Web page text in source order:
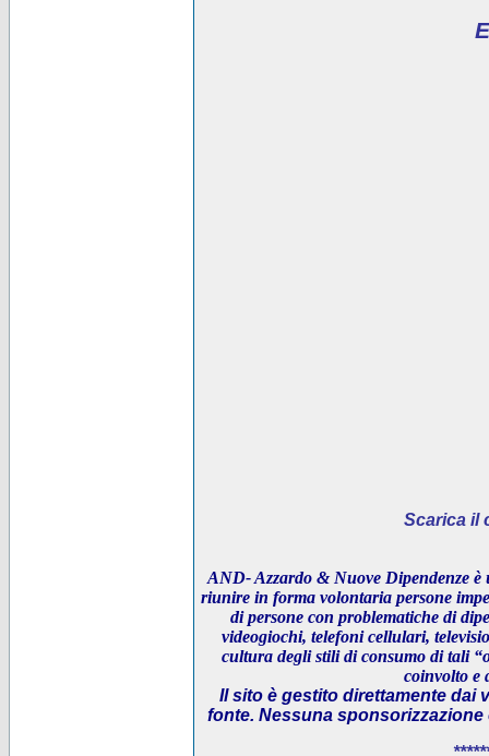
Scarica il
AND- Azzardo & Nuove Dipendenze è
riunire in forma volontaria persone
di persone con problematiche di
videogiochi, telefoni cellulari,
cultura degli stili di consumo di tali
coinvolto e
Il sito è gestito direttamente dai
fonte. Nessuna